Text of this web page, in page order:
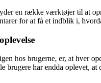
en række værktøjer til at
for at få et indblik i,
hos brugerne, er, at hver
har endda oplevet,